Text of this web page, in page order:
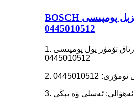
BOSCH ئەسلى دىزېل پومپىسى
0445010512
1. مەھسۇلات نامى: ئورتاق تۆمۈر يول پومپىسى
0445010512
0445010512
3. ئەھۋالى: ئەسلى ۋە يېڭى